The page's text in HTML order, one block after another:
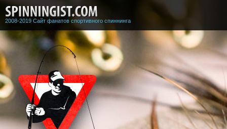
2008-2019 Сайт фанатов спортивного спиннинга